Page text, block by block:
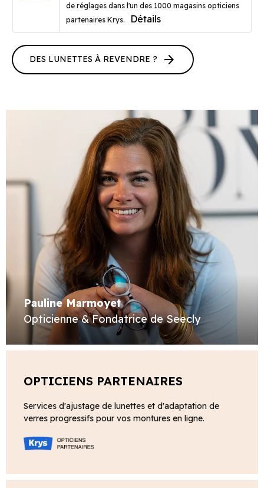
de réglages dans l'un des 1000 magasins opticiens
partenaires Krys.
Détails
DES LUNETTES À REVENDRE ? arrow_forward
Pauline Marmoyet
Opticienne & Fondatrice de Seecly
OPTICIENS PARTENAIRES
Services d'ajustage de lunettes et d'adaptation de
verres progressifs pour vos montures en ligne.